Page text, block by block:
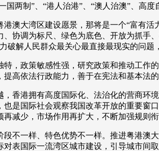
两制”、“港人治港”、“澳人治澳”、高
大湾区建设愿景，那将是一个“富有活
协调为标尺、绿色为底色、开放为抓手
解人民群众最关心最直接最现实的问题
政策敏感性强，研究政策和推动工作
高依法行政能力，善于在宪法和基本法
港拥有高度国际化、法治化的营商环
是国际社会观察我国改革开放的重要
减少，市场作用再扩大，不断加强规则
一样、特色优势不一样。推进粤港澳
表国际一流湾区城市建设，引导城市